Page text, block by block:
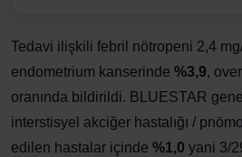
Tedavi ilişkili febril nötropeni 2,4
endometrium kanserinde %3,9,
oranında bildirildi. BLUESTAR
interstisyel akciğer hastalığı /
edilen hastalar içinde %1,0 yani 3/